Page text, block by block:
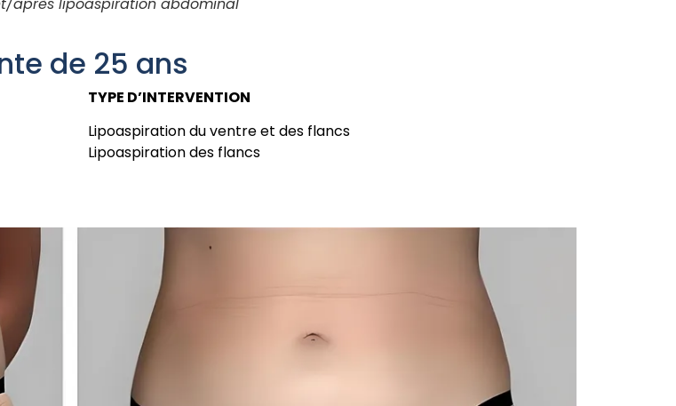
de 25 ans
TYPE D’INTERVENTION
Lipoaspiration du ventre et des flancs
Lipoaspiration des flancs